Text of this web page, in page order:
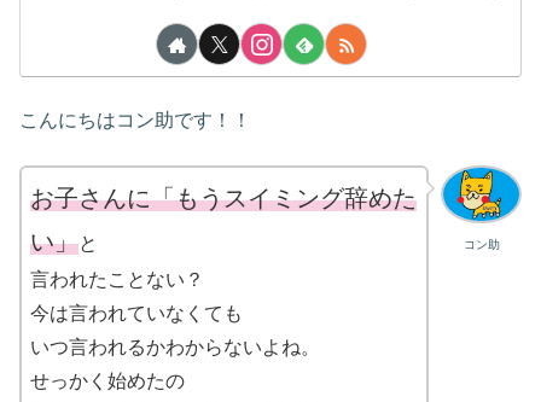
こんにちはコン助です！！
コン助
お子さんに「もうスイミング辞めた
い」と
言われたことない？
今は言われていなくても
いつ言われるかわからないよね。
せっかく始めたの